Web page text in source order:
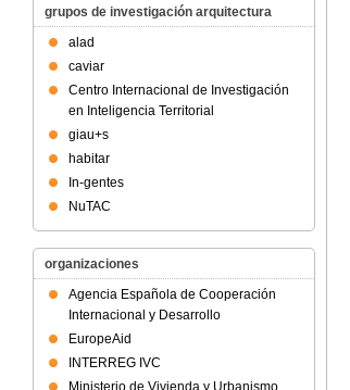
grupos de investigación arquitectura
alad
caviar
Centro Internacional de Investigación
en Inteligencia Territorial
giau+s
habitar
In-gentes
NuTAC
organizaciones
Agencia Española de Cooperación
Internacional y Desarrollo
EuropeAid
INTERREG IVC
Ministerio de Vivienda y Urbanismo